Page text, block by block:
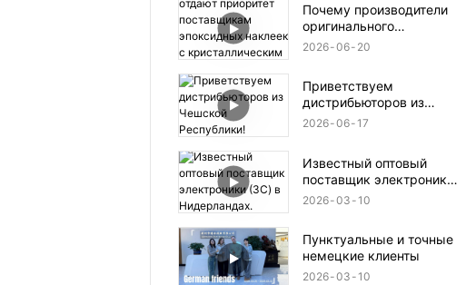
Почему производители
оригинального
оборудования отдают
кристаллическим
покрытием, имеющим
сертификаты ISO9001 и
2026 06 20
Приветствуем
дистрибьюторов из
Чешской Республики!
2026 06 17
Известный оптовый
поставщик электроники
(3C) в Нидерландах.
2026 03 10
Пунктуальные и точные
немецкие клиенты
2026 03 10